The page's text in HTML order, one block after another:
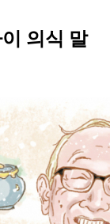
의식 말